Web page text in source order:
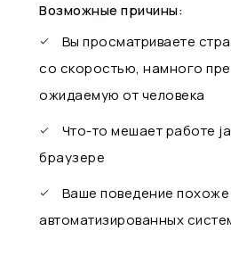
Возможные причины:
Вы просматриваете
со скоростью, намного
ожидаемую от человека
Что-то мешает работе
браузере
Ваше поведение
автоматизированных